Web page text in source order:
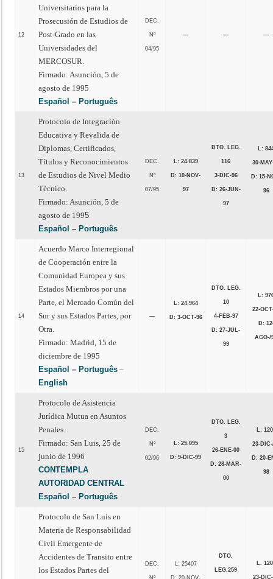
12
Universitarios para la
Prosecusión de Estudios de
Post-Grado en las
Universidades del
MERCOSUR.
Firmado: Asunción, 5 de
agosto de 1995
Español – Português
DEC.
Nº
04/95
— — —
13
Protocolo de Integración
Educativa y Revalida de
Diplomas, Certificados,
Títulos y Reconocimientos
de Estudios de Nivel Medio
Técnico.
Firmado: Asunción, 5 de
agosto de 1995
Español – Português
DEC.
Nº
07/95
L: 24.839
D: 10-NOV-
97
DTO. LEG.
116
3-DIC-96
D: 26-JUN-
97
L:
30-
D: 15-
96
14
Acuerdo Marco Interregional
de Cooperación entre la
Comunidad Europea y sus
Estados Miembros por una
Parte, el Mercado Común del
Sur y sus Estados Partes, por
Otra.
Firmado: Madrid, 15 de
diciembre de 1995
Español – Português –
English
—
L: 24.964
D: 3-OCT-96
DTO. LEG.
10
4-FEB-97
D: 27-JUL-
99
L:
22-
D:
AGO-/
15
Protocolo de Asistencia
Jurídica Mutua en Asuntos
Penales.
Firmado: San Luis, 25 de
junio de 1996
CONTEMPLA
AUTORIDAD CENTRAL
Español – Português
DEC.
Nº
02/96
L: 25.095
D: 9-DIC-99
DTO. LEG.
3
26-ENE-00
D: 28-MAR-
00
L:
23-
D: 20-
98
Protocolo de San Luis en
Materia de Responsabilidad
Civil Emergente de
Accidentes de Transito entre
los Estados Partes del
DEC. L: 25407
DTO.
LEG.259
L.
23-